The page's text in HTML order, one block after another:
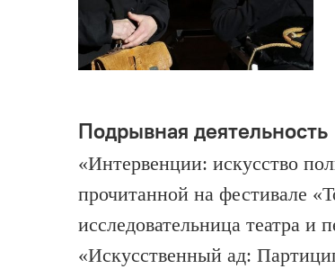
Подрывная деятельность
«Интервенции: искусство
прочитанной на фестивале
исследовательница театра
«Искусственный ад: